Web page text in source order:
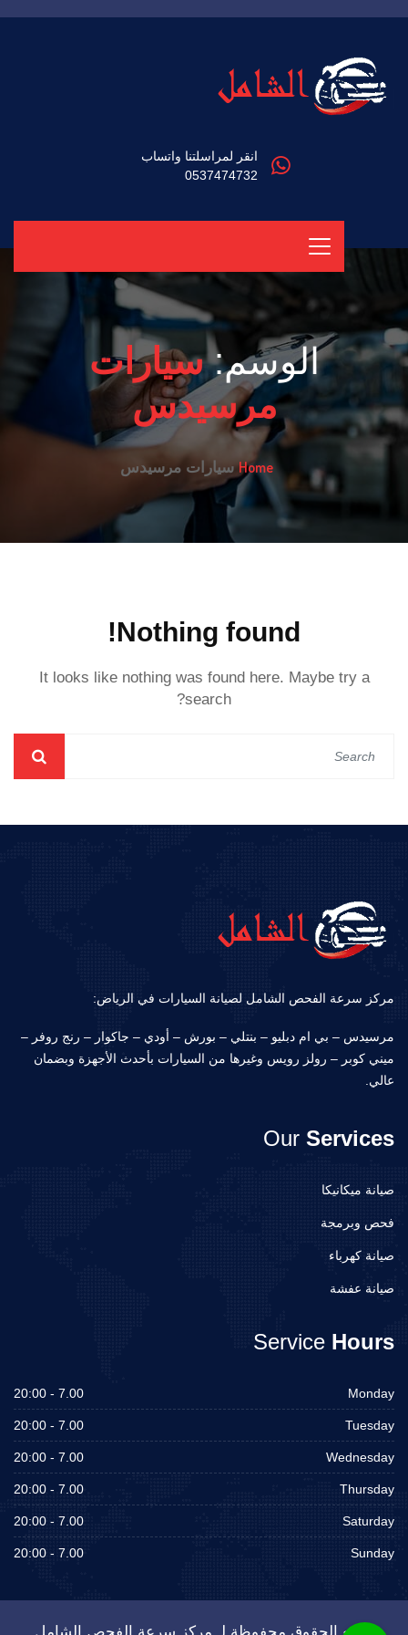
انقر لمراسلتنا واتساب
0537474732
الوسم:سيارات
مرسيدس
Homeسيارات مرسيدس
Nothing found!
It looks like nothing was found here. Maybe try a
search?
مركز سرعة الفحص الشامل لصيانة السيارات في الرياض:
مرسيدس – بي ام دبليو – بنتلي – بورش – أودي – جاكوار – رنج روفر –
ميني كوبر – رولز رويس وغيرها من السيارات بأحدث الأجهزة وبضمان
عالي.
Our Services
صيانة ميكانيكا
فحص وبرمجة
صيانة كهرباء
صيانة عفشة
Service Hours
Monday
7.00 - 20:00
Tuesday
7.00 - 20:00
Wednesday
7.00 - 20:00
Thursday
7.00 - 20:00
Saturday
7.00 - 20:00
Sunday
7.00 - 20:00